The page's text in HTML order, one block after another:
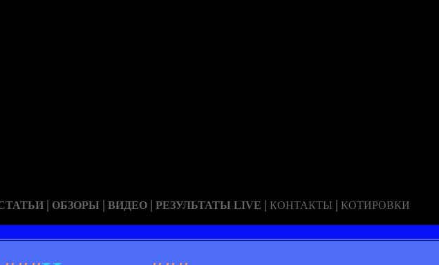
| ОБЗОРЫ | ВИДЕО | РЕЗУЛЬТАТЫ LIVE | КОНТАКТЫ | КОТИРОВКИ